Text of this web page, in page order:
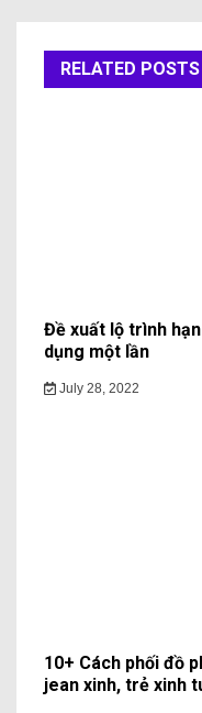
RELATED POSTS
Đề xuất lộ trình
dụng một lần
July 28, 2022
10+ Cách phối đồ
jean xinh, trẻ xinh